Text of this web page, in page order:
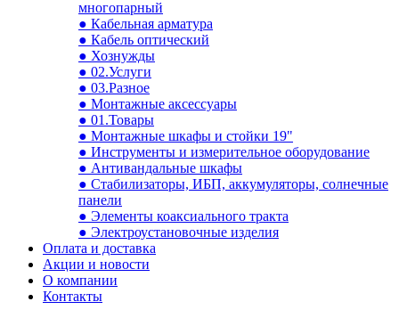
многопарный
● Кабельная арматура
● Кабель оптический
● Хознужды
● 02.Услуги
● 03.Разное
● Монтажные аксессуары
● 01.Товары
● Монтажные шкафы и стойки 19"
● Инструменты и измерительное оборудование
● Антивандальные шкафы
● Стабилизаторы, ИБП, аккумуляторы, солнечные
панели
● Элементы коаксиального тракта
● Электроустановочные изделия
Оплата и доставка
Акции и новости
О компании
Контакты